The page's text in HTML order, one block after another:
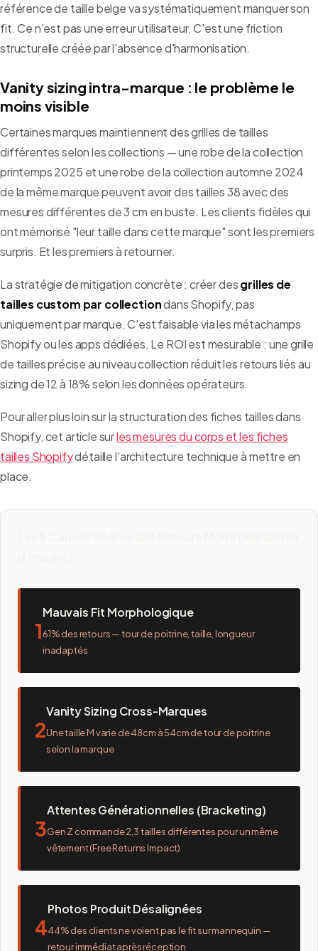
référence de taille belge va systématiquement manquer son
fit. Ce n'est pas une erreur utilisateur. C'est une friction
structurelle créée par l'absence d'harmonisation.
Vanity sizing intra-marque : le problème le
moins visible
Certaines marques maintiennent des grilles de tailles
différentes selon les collections — une robe de la collection
printemps 2025 et une robe de la collection automne 2024
de la même marque peuvent avoir des tailles 38 avec des
mesures différentes de 3 cm en buste. Les clients fidèles qui
ont mémorisé "leur taille dans cette marque" sont les premiers
surpris. Et les premiers à retourner.
La stratégie de mitigation concrète : créer desgrilles de
tailles custom par collectiondans Shopify, pas
uniquement par marque. C'est faisable via les métachamps
Shopify ou les apps dédiées. Le ROI est mesurable : une grille
de tailles précise au niveau collection réduit les retours liés au
sizing de 12 à 18% selon les données opérateurs.
Pour aller plus loin sur la structuration des fiches tailles dans
Shopify, cet article surles mesures du corps et les fiches
tailles Shopifydétaille l'architecture technique à mettre en
place.
1
Mauvais Fit Morphologique
61% des retours — tour de poitrine, taille, longueur
inadaptés
2
Vanity Sizing Cross-Marques
Une taille M varie de 48cm à 54cm de tour de poitrine
selon la marque
3
Attentes Générationnelles (Bracketing)
Gen Z commande 2,3 tailles différentes pour un même
vêtement (Free Returns Impact)
4
Photos Produit Désalignées
44% des clients ne voient pas le fit sur mannequin —
retour immédiat après réception